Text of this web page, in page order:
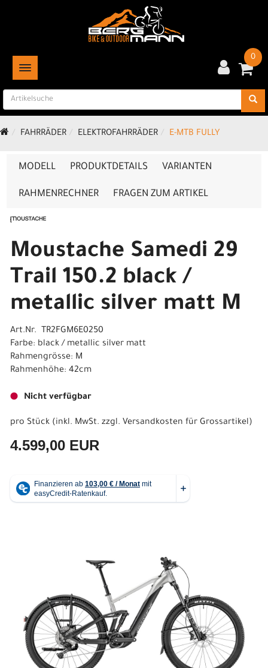
TOGGLE NAVIGATION
0
FAHRRÄDER ELEKTROFAHRRÄDER E-MTB FULLY
MODELL PRODUKTDETAILS VARIANTEN
RAHMENRECHNER FRAGEN ZUM ARTIKEL
Moustache Samedi 29
Trail 150.2 black /
metallic silver matt M
Art.Nr. TR2FGM6E0250
Farbe: black / metallic silver matt
Rahmengrösse: M
Rahmenhöhe: 42cm
Nicht verfügbar
pro Stück (inkl. MwSt. zzgl. Versandkosten für Grossartikel)
4.599,00 EUR